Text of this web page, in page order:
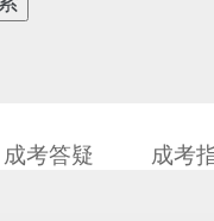
成考答疑 成考